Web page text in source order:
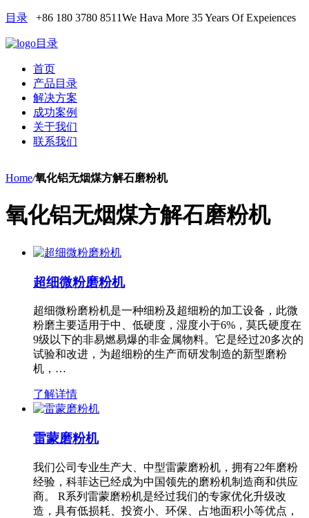
目录 +86 180 3780 8511We Hava More 35 Years Of Expeiences
目录
首页
产品目录
解决方案
成功案例
关于我们
联系我们
Home/氧化铝无烟煤方解石磨粉机
氧化铝无烟煤方解石磨粉机
超细微粉磨粉机
超细微粉磨粉机是一种细粉及超细粉的加工设备，此微
粉磨主要适用于中、低硬度，湿度小于6%，莫氏硬度在
9级以下的非易燃易爆的非金属物料。它是经过20多次的
试验和改进，为超细粉的生产而研发制造的新型磨粉
机，…
了解详情
雷蒙磨粉机
我们公司专业生产大、中型雷蒙磨粉机，拥有22年磨粉
经验，科菲达已经成为中国领先的磨粉机制造商和供应
商。 R系列雷蒙磨粉机是经过我们的专家优化升级改
造，具有低损耗、投资小、环保、占地面积小等优点，